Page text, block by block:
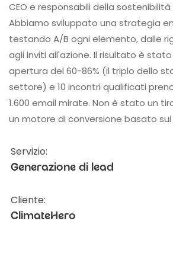
CEO e responsabili della
Abbiamo sviluppato una strategia
testando A/B ogni elemento, dalle
agli inviti all'azione. Il risultato è
apertura del 60-86% (il triplo dello
settore) e 10 incontri qualificati
1.600 email mirate. Non è stato un
un motore di conversione basato
Servizio:
Generazione di lead
Cliente:
ClimateHero